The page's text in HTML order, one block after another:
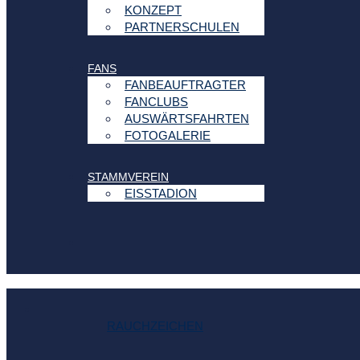
KONZEPT
PARTNERSCHULEN
FANS
FANBEAUFTRAGTER
FANCLUBS
AUSWÄRTSFAHRTEN
FOTOGALERIE
STAMMVEREIN
EISSTADION
RAUCHZEICHEN